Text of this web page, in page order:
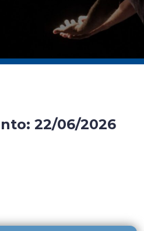
22/06/2026